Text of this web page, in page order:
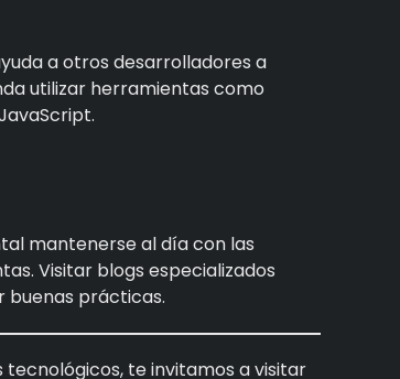
a otros desarrolladores a
utilizar herramientas como
mantenerse al día con las
Visitar blogs especializados
buenas prácticas.
te invitamos a visitar